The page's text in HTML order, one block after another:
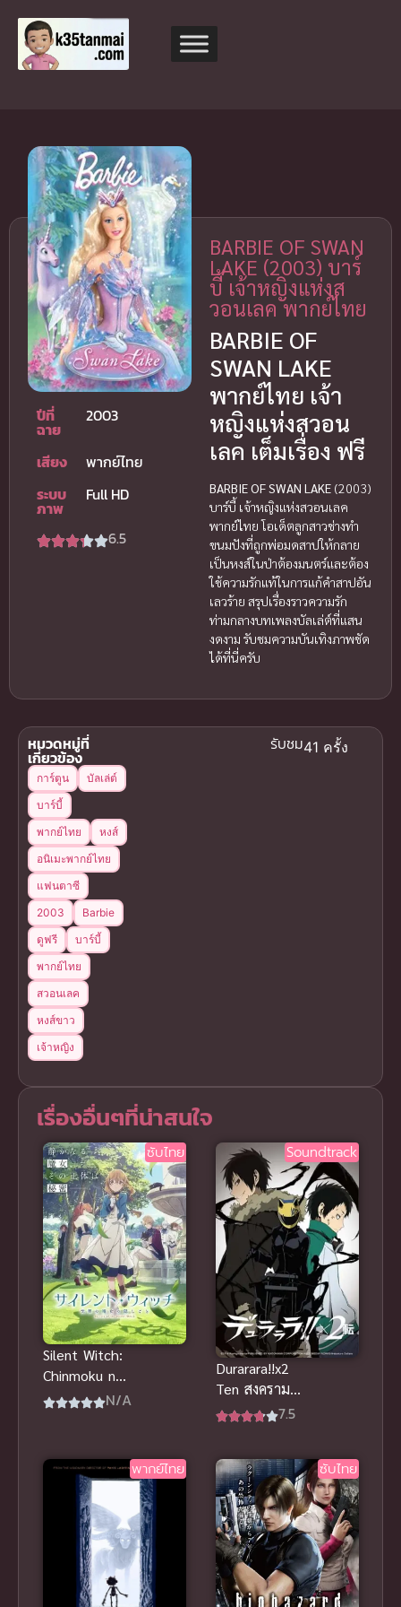
ปีที่
ฉาย
2003
เสียง
พากย์ไทย
ระบบ
ภาพ
Full HD
6.5
BARBIE OF SWAN
LAKE (2003) บาร์
บี้ เจ้าหญิงแห่งส
วอนเลค พากย์ไทย
BARBIE OF
SWAN LAKE
พากย์ไทย เจ้า
หญิงแห่งสวอน
เลค เต็มเรื่อง ฟรี
BARBIE OF SWAN LAKE (2003)
บาร์บี้ เจ้าหญิงแห่งสวอนเลค
พากย์ไทย โอเด็ตลูกสาวช่างทำ
ขนมปังที่ถูกพ่อมดสาปให้กลาย
เป็นหงส์ในป่าต้องมนตร์และต้อง
ใช้ความรักแท้ในการแก้คำสาปอัน
เลวร้าย สรุปเรื่องราวความรัก
ท่ามกลางบทเพลงบัลเล่ต์ที่แสน
งดงาม รับชมความบันเทิงภาพชัด
ได้ที่นี่ครับ
รับชม41 ครั้ง
หมวดหมู่ที่
เกี่ยวข้อง
การ์ตูน
บัลเล่ต์
บาร์บี้
พากย์ไทย
หงส์
อนิเมะพากย์ไทย
แฟนตาซี
2003
Barbie
ดูฟรี
บาร์บี้
พากย์ไทย
สวอนเลค
หงส์ขาว
เจ้าหญิง
เรื่องอื่นๆที่น่าสนใจ
ซับไทย
Silent Witch:
Chinmoku no
Majo no
ความลับของ
แม่มดแห่ง
ความเงียบ
N/A
Soundtrack
Durarara!!x2
Ten สงคราม
แดนสนธยา7.5
พากย์ไทย ซับไทย